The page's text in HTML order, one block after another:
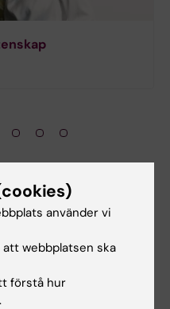
använder vi
att webbplatsen ska
förstå hur